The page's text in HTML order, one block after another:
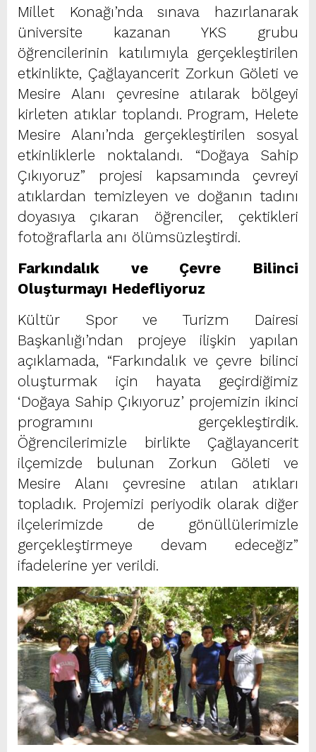
Millet Konağı’nda sınava hazırlanarak
üniversite kazanan YKS grubu
öğrencilerinin katılımıyla gerçekleştirilen
etkinlikte, Çağlayancerit Zorkun Göleti ve
Mesire Alanı çevresine atılarak bölgeyi
kirleten atıklar toplandı. Program, Helete
Mesire Alanı’nda gerçekleştirilen sosyal
etkinliklerle noktalandı. “Doğaya Sahip
Çıkıyoruz” projesi kapsamında çevreyi
atıklardan temizleyen ve doğanın tadını
doyasıya çıkaran öğrenciler, çektikleri
fotoğraflarla anı ölümsüzleştirdi.
Farkındalık ve Çevre Bilinci
Oluşturmayı Hedefliyoruz
Kültür Spor ve Turizm Dairesi
Başkanlığı’ndan projeye ilişkin yapılan
açıklamada, “Farkındalık ve çevre bilinci
oluşturmak için hayata geçirdiğimiz
‘Doğaya Sahip Çıkıyoruz’ projemizin ikinci
programını gerçekleştirdik.
Öğrencilerimizle birlikte Çağlayancerit
ilçemizde bulunan Zorkun Göleti ve
Mesire Alanı çevresine atılan atıkları
topladık. Projemizi periyodik olarak diğer
ilçelerimizde de gönüllülerimizle
gerçekleştirmeye devam edeceğiz”
ifadelerine yer verildi.